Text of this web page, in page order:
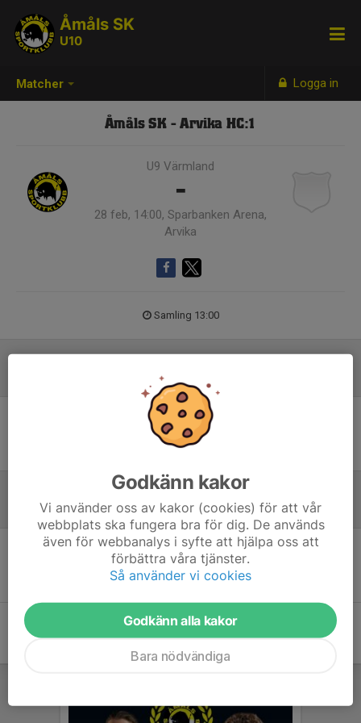
Matcher Logga in
Åmåls SK
U10
Åmåls SK - Arvika HC:1
U9 Värmland
-
28 feb, 14:00, Sparbanken Arena,
Arvika
Samling 13:00
Ingen uppställning ifylld
Referat
Inget referat skrivet
Godkänn kakor
Vi använder oss av kakor (cookies) för att vår
webbplats ska fungera bra för dig. De används
även för webbanalys i syfte att hjälpa oss att
förbättra våra tjänster.
Så använder vi cookies
Godkänn alla kakor
Bara nödvändiga